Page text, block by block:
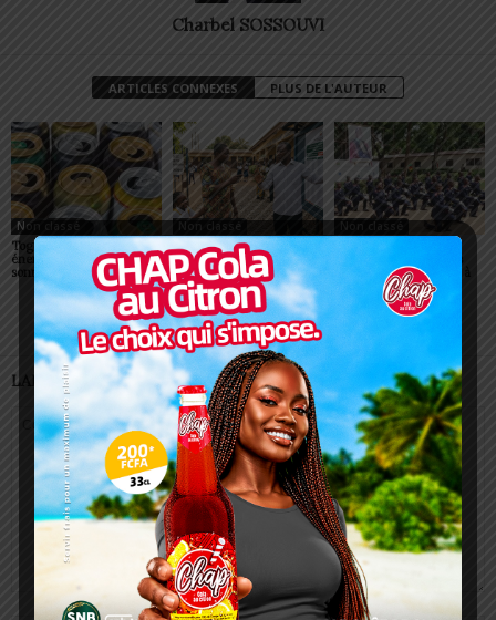
Charbel SOSSOUVI
ARTICLES CONNEXES PLUS DE L'AUTEUR
Non classé
Togo/ Boissons
énergisantes: l’État tire la
sonnette d’alarme
Togo/ Rentrée scolaire
2026-2027: consultez la
liste officielle des écoles
autorisées
pour la visite médicale à
Lomé
LAISSER UN COMMENTAIRE